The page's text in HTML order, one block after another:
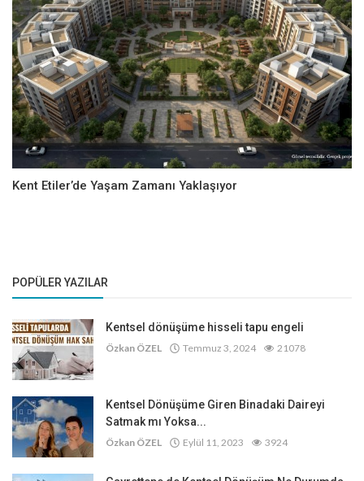
Kent Etiler’de Yaşam Zamanı Yaklaşıyor
POPÜLER YAZILAR
Kentsel dönüşüme hisseli tapu engeli
Özkan ÖZEL Temmuz 3, 2024 21078
Kentsel Dönüşüme Giren Binadaki Daireyi
Satmak mı Yoksa...
Özkan ÖZEL Eylül 11, 2023 3924